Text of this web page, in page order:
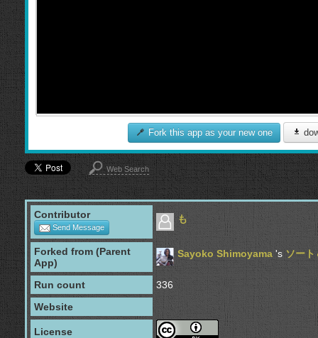
Fork this app as your new one
Web Search
Contributor
Send Message
も
Forked from (Parent
App)
Sayoko Shimoyama'sソー
Run count
336
Website
License